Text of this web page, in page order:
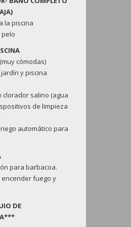
la piscina
pelo
cómodas)
y piscina
clorador salino (agua
de limpieza
automático para
para barbacoa.
fuego y
DE